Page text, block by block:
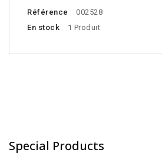
Référence
002528
En stock
1 Produit
Special Products